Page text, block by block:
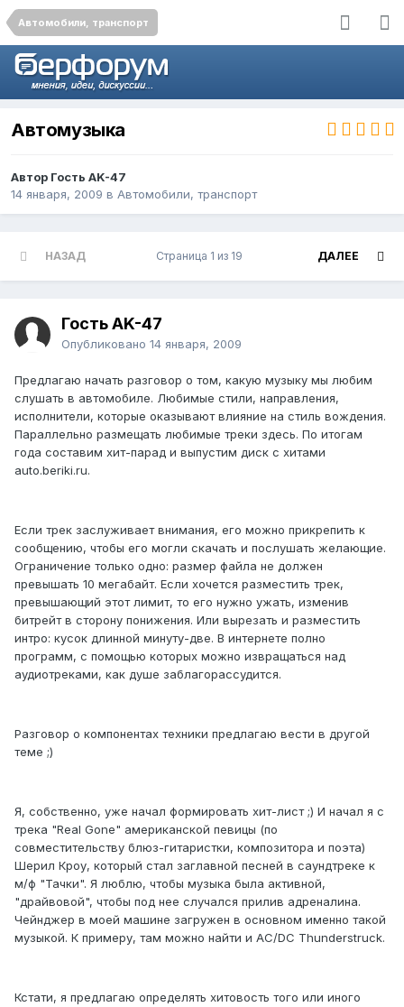
Автомобили, транспорт
Автомузыка
Автор Гость AK-47
14 января, 2009 в Автомобили, транспорт
НАЗАД ДАЛЕЕ
Страница 1 из 19
Гость AK-47
Опубликовано 14 января, 2009
Предлагаю начать разговор о том, какую музыку мы любим
слушать в автомобиле. Любимые стили, направления,
исполнители, которые оказывают влияние на стиль вождения.
Параллельно размещать любимые треки здесь. По итогам
года составим хит-парад и выпустим диск с хитами
auto.beriki.ru.
Если трек заслуживает внимания, его можно прикрепить к
сообщению, чтобы его могли скачать и послушать желающие.
Ограничение только одно: размер файла не должен
превышать 10 мегабайт. Если хочется разместить трек,
превышающий этот лимит, то его нужно ужать, изменив
битрейт в сторону понижения. Или вырезать и разместить
интро: кусок длинной минуту-две. В интернете полно
программ, с помощью которых можно извращаться над
аудиотреками, как душе заблагорассудится.
Разговор о компонентах техники предлагаю вести в другой
теме ;)
Я, собственно, уже начал формировать хит-лист ;) И начал я с
трека "Real Gone" американской певицы (по
совместительству блюз-гитаристки, композитора и поэта)
Шерил Кроу, который стал заглавной песней в саундтреке к
м/ф "Тачки". Я люблю, чтобы музыка была активной,
"драйвовой", чтобы под нее случался прилив адреналина.
Чейнджер в моей машине загружен в основном именно такой
музыкой. К примеру, там можно найти и AC/DC Thunderstruck.
Кстати, я предлагаю определять хитовость того или иного